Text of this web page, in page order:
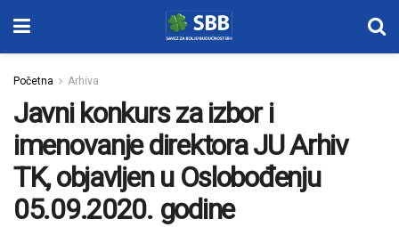
Početna Arhiva
Javni konkurs za izbor i
imenovanje direktora JU Arhiv
TK, objavljen u Oslobođenju
05.09.2020. godine